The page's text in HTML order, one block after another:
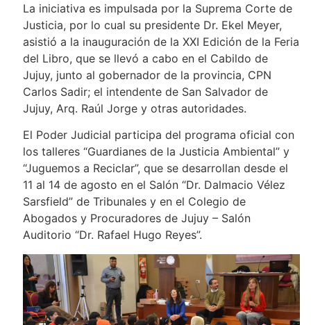
La iniciativa es impulsada por la Suprema Corte de
Justicia, por lo cual su presidente Dr. Ekel Meyer,
asistió a la inauguración de la XXI Edición de la Feria
del Libro, que se llevó a cabo en el Cabildo de
Jujuy, junto al gobernador de la provincia, CPN
Carlos Sadir; el intendente de San Salvador de
Jujuy, Arq. Raúl Jorge y otras autoridades.
El Poder Judicial participa del programa oficial con
los talleres “Guardianes de la Justicia Ambiental” y
“Juguemos a Reciclar”, que se desarrollan desde el
11 al 14 de agosto en el Salón “Dr. Dalmacio Vélez
Sarsfield” de Tribunales y en el Colegio de
Abogados y Procuradores de Jujuy – Salón
Auditorio “Dr. Rafael Hugo Reyes”.